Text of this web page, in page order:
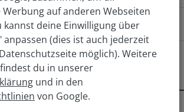
zu der Filiale?
Norden Von Westen
Richtung Stendal fahren.
mit der Gardelegener Straße rechts
Filialen in der Nähe?
auf anderen Webseiten
kannst deine Einwilligung über
(dies ist auch jederzeit
möglich). Weitere
du in unserer
und in den
von Google.